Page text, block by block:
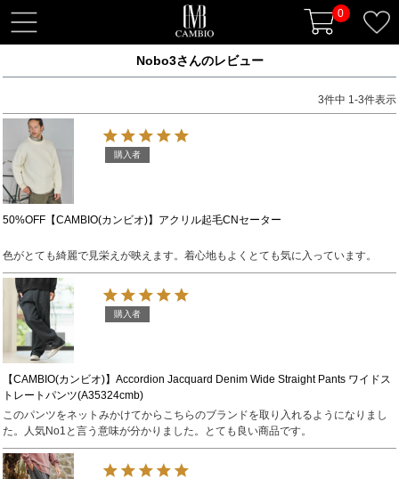
0
t
o
l
n
a
v
i
a
t
i
o
n
Nobo3さんのレビュー
3件中 1-3件表示
50%OFF【CAMBIO(カンビオ)】アクリル起毛CNセーター
購入者
色がとても綺麗で見栄えが映えます。着心地もよくとても気に入っています。
【CAMBIO(カンビオ)】Accordion Jacquard Denim Wide Straight Pants ワイドス
トレートパンツ(A35324cmb)
購入者
このパンツをネットみかけてからこちらのブランドを取り入れるようになりまし
た。人気No1と言う意味が分かりました。とても良い商品です。